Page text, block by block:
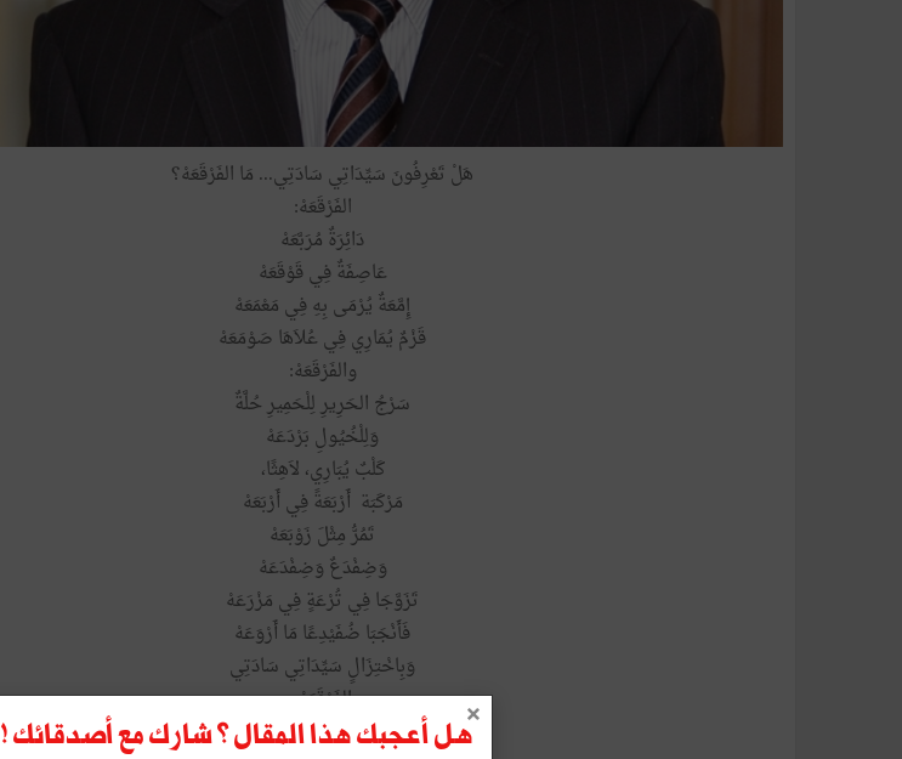
هَلْ تَعْرِفُونَ سَيِّدَاتِي سَادَتِي... مَا الفَرْقَعَهْ؟
الفَرْقَعَهْ:
دَائِرَةٌ مُرَبَّعَهْ
عَاصِفَةٌ فِي قَوْقَعَهْ
إِمَّعَةٌ يُرْمَى بِهِ فِي مَعْمَعَهْ
قَزْمٌ يُمَارِي فِي عُلاَهَا صَوْمَعَهْ
والفَرْقَعَهْ:
سَرْجُ الحَرِيرِ لِلْحَمِيرِ حُلَّةٌ
وَلِلْخُيُولِ بَرْدَعَهْ
كَلْبٌ يُبَارِي، لاَهِثًا،
مَرْكَبَة أَرْبَعَةً فِي أَرْبَعَهْ
تَمُرُّ مِثْلَ زَوْبَعَهْ
وَضِفْدَعٌ وَضِفْدَعَهْ
تَزَوَّجَا فِي تُرْعَةٍ فِي مَزْرَعَهْ
فَأَنْجَبَا ضُفَيْدِعًا مَا أَرْوَعَهْ
وَبِاخْتِزَالٍ سَيِّدَاتِي سَادَتِي
الفَرْقَعَهْ:
مُسْتَنْقَعٌ مِنَ الحَكَايَا المُتْرَعَهْ
هل أعجبك هذا المقال ؟ شارك مع أصدقائك !